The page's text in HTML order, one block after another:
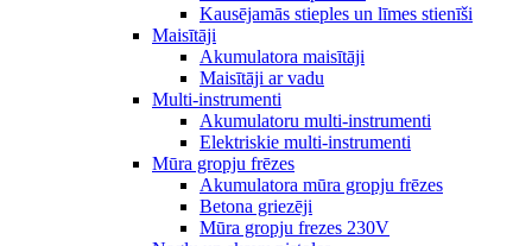
Kausējamās stieples un līmes stienīši
Maisītāji
Akumulatora maisītāji
Maisītāji ar vadu
Multi-instrumenti
Akumulatoru multi-instrumenti
Elektriskie multi-instrumenti
Mūra gropju frēzes
Akumulatora mūra gropju frēzes
Betona griezēji
Mūra gropju frezes 230V